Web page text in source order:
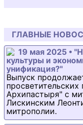
ГЛАВНЫЕ
19 мая 2025 •
культуры и
унификация?"
Выпуск
Архипастыря" с
Лискинским
митрополии.